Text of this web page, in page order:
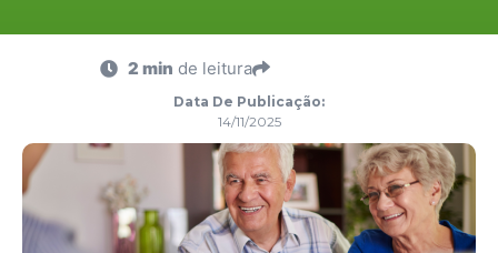
2 min de leitura
Data De Publicação:
14/11/2025